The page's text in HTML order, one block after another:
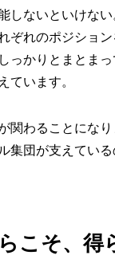
しないといけな
ぞれのポジショ
っかりとまとま
ています。
関わることにな
集団が支えてい
こそ、得